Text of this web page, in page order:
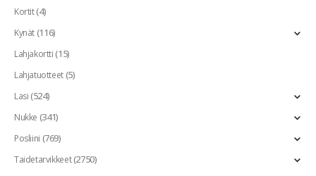
Kortit(4)
Kynät(116)
Lahjakortti(15)
Lahjatuotteet(5)
Lasi(524)
Nukke (341)
Posliini (769)
Taidetarvikkeet(2750)